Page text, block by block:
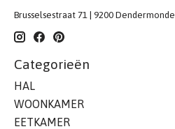
Brusselsestraat 71 | 9200 Dendermonde
Categorieën
HAL
WOONKAMER
EETKAMER